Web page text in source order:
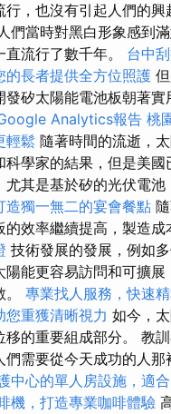
，也沒有引起人們的興
們當時對黑白形象感到
流行了數千年。 台中
的長者提供全方位照護
發矽太陽能電池板朝著實
Analytics報告 桃
輕鬆 隨著時間的流逝，
科學家的結果，但是美
其是基於矽的光伏電池
造獨一無二的宴會餐點
效率繼續提高，製造成
技術發展的發展，例如
陽能更容易訪問和可擴展
專業找人服務，快速
您重獲清晰視力 如今，
移的重要組成部分。 教
需要從今天成功的人那
中心的單人房設施，適
機，打造專業咖啡體驗